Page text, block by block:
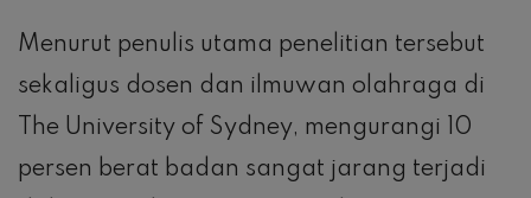
Menurut penulis utama penelitian tersebut
sekaligus dosen dan ilmuwan olahraga di
The University of Sydney, mengurangi 10
persen berat badan sangat jarang terjadi